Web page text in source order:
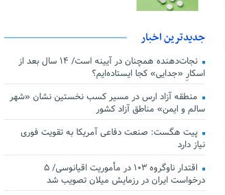
جدیدترین اخبار
نجات‌دهنده‌ همچنان در آیینه است/ ۱۴ سال بعد از
اسکارِ «جدایی» کجا ایستاده‌ایم؟
منطقه آزاد ارس در مسیر کسب نخستین نشان «شهر
سالم و ایمن» مناطق آزاد کشور
پیت هگست: صنعت دفاعی آمریکا به تقویت فوری
نیاز دارد
اقتدار ناوگروه ۱۰۳ در مأموریت‌ اقیانوسی/ ۵
درخواست ایران در رزمایش میلان تصویب شد